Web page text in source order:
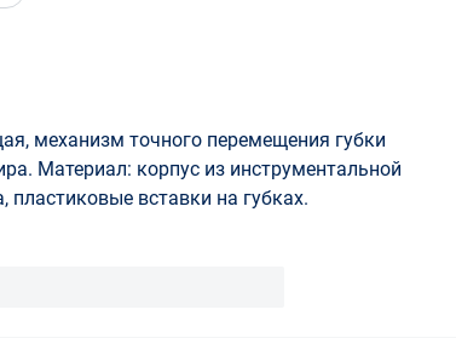
механизм точного перемещения губки
Материал: корпус из инструментальной
пластиковые вставки на губках.